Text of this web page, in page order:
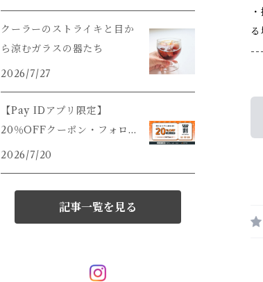
クーラーのストライキと目か
ら涼むガラスの器たち
2026/7/27
【Pay IDアプリ限定】
20％OFFクーポン・フォロ
ー割キャンペーンのご案内で
2026/7/20
記事一覧を見る